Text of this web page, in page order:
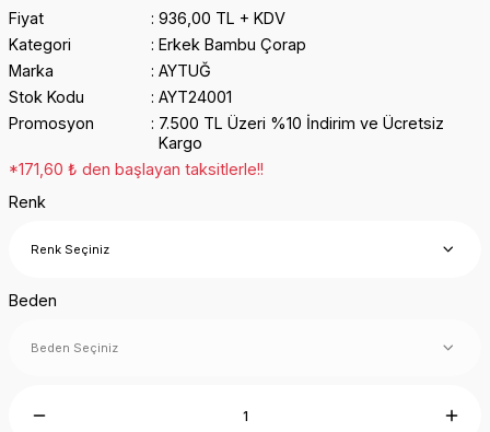
Fiyat
936,00 TL + KDV
Kategori
Erkek Bambu Çorap
Marka
AYTUĞ
Stok Kodu
AYT24001
Promosyon
7.500 TL Üzeri %10 İndirim ve Ücretsiz
Kargo
*171,60 ₺ den başlayan taksitlerle!!
Renk
Beden